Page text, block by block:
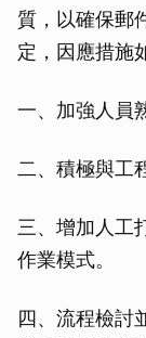
質，以確保郵
定，因應措施
一、加強人員
二、積極與工
三、增加人工
作業模式。
四、流程檢討